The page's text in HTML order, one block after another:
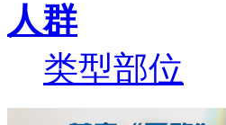
人群
类型部位